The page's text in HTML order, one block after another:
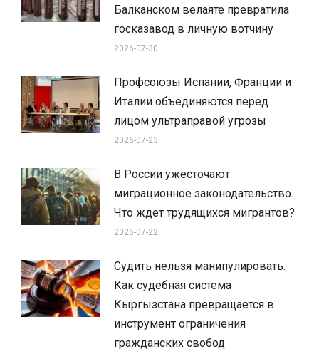
Балканском велаяте превратила
госказавод в личную вотчину
2026-07-30
Профсоюзы Испании, Франции и
Италии объединяются перед
лицом ультраправой угрозы
2026-07-23
В России ужесточают
миграционное законодательство.
Что ждет трудящихся мигрантов?
2026-07-22
Судить нельзя манипулировать.
Как судебная система
Кыргызстана превращается в
инструмент ограничения
гражданских свобод